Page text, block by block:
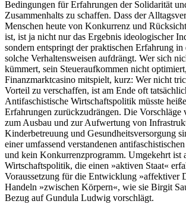
Bedingungen für Erfahrungen der Solidarität
Zusammenhalts zu schaffen. Dass der
Menschen heute von Konkurrenz und
ist, ist ja nicht nur das Ergebnis ideologischer
sondern entspringt der praktischen Erfahrung
solche Verhaltensweisen aufdrängt. Wer sich
kümmert, sein Steueraufkommen nicht
Finanzmarktcasino mitspielt, kurz: Wer nicht
Vorteil zu verschaffen, ist am Ende oft
Antifaschistische Wirtschaftspolitik müsste
Erfahrungen zurückzudrängen. Die Vorschläge
zum Ausbau und zur Aufwertung von
Kinderbetreuung und Gesundheitsversorgung
einer umfassend verstandenen
und kein Konkurrenzprogramm. Umgekehrt ist
Wirtschaftspolitik, die einen »aktiven Staat«
Voraussetzung für die Entwicklung »affektiver
Handeln »zwischen Körpern«, wie sie Birgit
Bezug auf Gundula Ludwig vorschlägt.